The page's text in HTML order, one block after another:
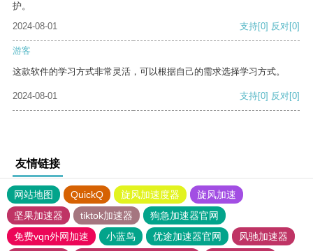
护。
2024-08-01
支持[0] 反对[0]
游客
这款软件的学习方式非常灵活，可以根据自己的需求选择学习方式。
2024-08-01 支持[0] 反对[0]
友情链接
网站地图 QuickQ 旋风加速度器
旋风加速
坚果加速器
tiktok加速器
狗急加速器官网
免费vqn外网加速
小蓝鸟 优途加速器官网
风驰加速器